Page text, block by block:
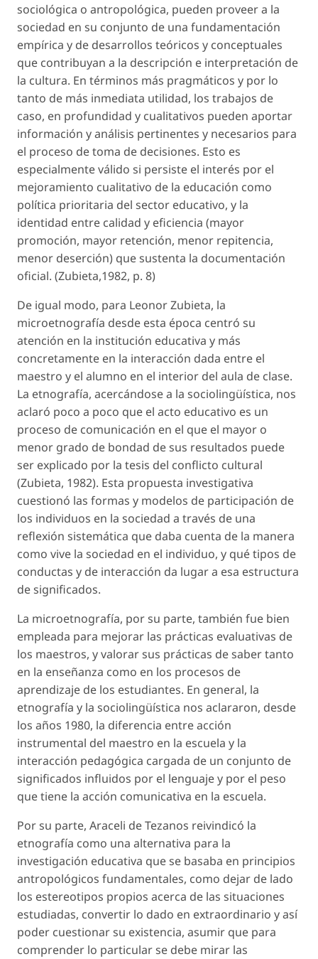
sociológica o antropológica, pueden proveer a la
sociedad en su conjunto de una fundamentación
empírica y de desarrollos teóricos y conceptuales
que contribuyan a la descripción e interpretación de
la cultura. En términos más pragmáticos y por lo
tanto de más inmediata utilidad, los trabajos de
caso, en profundidad y cualitativos pueden aportar
información y análisis pertinentes y necesarios para
el proceso de toma de decisiones. Esto es
especialmente válido si persiste el interés por el
mejoramiento cualitativo de la educación como
política prioritaria del sector educativo, y la
identidad entre calidad y eficiencia (mayor
promoción, mayor retención, menor repitencia,
menor deserción) que sustenta la documentación
oficial. (Zubieta,1982, p. 8)
De igual modo, para Leonor Zubieta, la
microetnografía desde esta época centró su
atención en la institución educativa y más
concretamente en la interacción dada entre el
maestro y el alumno en el interior del aula de clase.
La etnografía, acercándose a la sociolingüística, nos
aclaró poco a poco que el acto educativo es un
proceso de comunicación en el que el mayor o
menor grado de bondad de sus resultados puede
ser explicado por la tesis del conflicto cultural
(Zubieta, 1982). Esta propuesta investigativa
cuestionó las formas y modelos de participación de
los individuos en la sociedad a través de una
reflexión sistemática que daba cuenta de la manera
como vive la sociedad en el individuo, y qué tipos de
conductas y de interacción da lugar a esa estructura
de significados.
La microetnografía, por su parte, también fue bien
empleada para mejorar las prácticas evaluativas de
los maestros, y valorar sus prácticas de saber tanto
en la enseñanza como en los procesos de
aprendizaje de los estudiantes. En general, la
etnografía y la sociolingüística nos aclararon, desde
los años 1980, la diferencia entre acción
instrumental del maestro en la escuela y la
interacción pedagógica cargada de un conjunto de
significados influidos por el lenguaje y por el peso
que tiene la acción comunicativa en la escuela.
Por su parte, Araceli de Tezanos reivindicó la
etnografía como una alternativa para la
investigación educativa que se basaba en principios
antropológicos fundamentales, como dejar de lado
los estereotipos propios acerca de las situaciones
estudiadas, convertir lo dado en extraordinario y así
poder cuestionar su existencia, asumir que para
comprender lo particular se debe mirar las